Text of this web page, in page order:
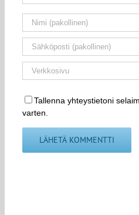
Tallenna yhteystietoni
varten.